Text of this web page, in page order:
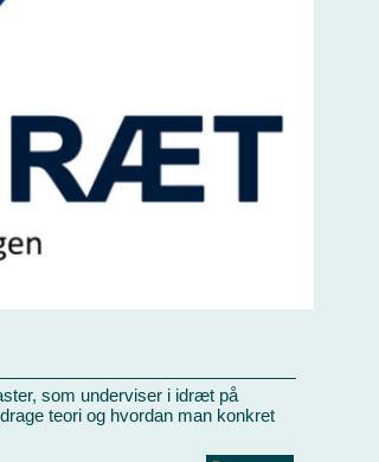
som underviser i idræt på
teori og hvordan man konkret